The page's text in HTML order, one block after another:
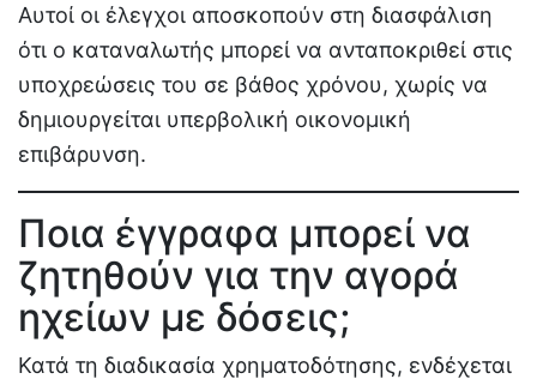
Αυτοί οι έλεγχοι αποσκοπούν στη διασφάλιση
ότι ο καταναλωτής μπορεί να ανταποκριθεί στις
υποχρεώσεις του σε βάθος χρόνου, χωρίς να
δημιουργείται υπερβολική οικονομική
επιβάρυνση.
Ποια έγγραφα μπορεί να
ζητηθούν για την αγορά
ηχείων με δόσεις;
Κατά τη διαδικασία χρηματοδότησης, ενδέχεται